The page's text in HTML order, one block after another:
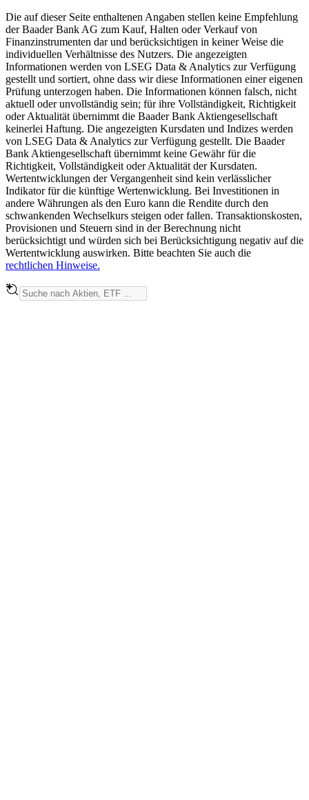
Die auf dieser Seite enthaltenen Angaben stellen keine Empfehlung
der Baader Bank AG zum Kauf, Halten oder Verkauf von
Finanzinstrumenten dar und berücksichtigen in keiner Weise die
individuellen Verhältnisse des Nutzers. Die angezeigten
Informationen werden von LSEG Data & Analytics zur Verfügung
gestellt und sortiert, ohne dass wir diese Informationen einer eigenen
Prüfung unterzogen haben. Die Informationen können falsch, nicht
aktuell oder unvollständig sein; für ihre Vollständigkeit, Richtigkeit
oder Aktualität übernimmt die Baader Bank Aktiengesellschaft
keinerlei Haftung. Die angezeigten Kursdaten und Indizes werden
von LSEG Data & Analytics zur Verfügung gestellt. Die Baader
Bank Aktiengesellschaft übernimmt keine Gewähr für die
Richtigkeit, Vollständigkeit oder Aktualität der Kursdaten.
Wertentwicklungen der Vergangenheit sind kein verlässlicher
Indikator für die künftige Wertenwicklung. Bei Investitionen in
andere Währungen als den Euro kann die Rendite durch den
schwankenden Wechselkurs steigen oder fallen. Transaktionskosten,
Provisionen und Steuern sind in der Berechnung nicht
berücksichtigt und würden sich bei Berücksichtigung negativ auf die
Wertentwicklung auswirken. Bitte beachten Sie auch die
rechtlichen Hinweise.